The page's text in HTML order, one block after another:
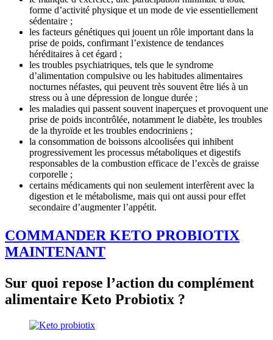
forme d’activité physique et un mode de vie essentiellement
sédentaire ;
les facteurs génétiques qui jouent un rôle important dans la
prise de poids, confirmant l’existence de tendances
héréditaires à cet égard ;
les troubles psychiatriques, tels que le syndrome
d’alimentation compulsive ou les habitudes alimentaires
nocturnes néfastes, qui peuvent très souvent être liés à un
stress ou à une dépression de longue durée ;
les maladies qui passent souvent inaperçues et provoquent une
prise de poids incontrôlée, notamment le diabète, les troubles
de la thyroïde et les troubles endocriniens ;
la consommation de boissons alcoolisées qui inhibent
progressivement les processus métaboliques et digestifs
responsables de la combustion efficace de l’excès de graisse
corporelle ;
certains médicaments qui non seulement interfèrent avec la
digestion et le métabolisme, mais qui ont aussi pour effet
secondaire d’augmenter l’appétit.
COMMANDER KETO PROBIOTIX
MAINTENANT
Sur quoi repose l’action du complément
alimentaire Keto Probiotix ?